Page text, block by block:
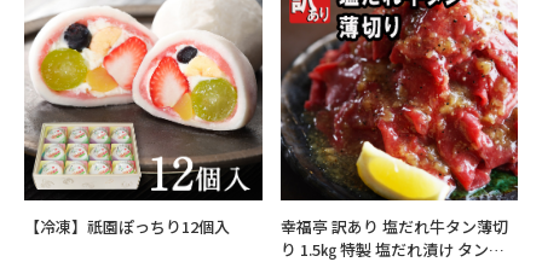
【冷凍】祇園ぽっちり12個入
幸福亭 訳あり 塩だれ牛タン薄切
り 1.5㎏ 特製 塩だれ漬け タン塩